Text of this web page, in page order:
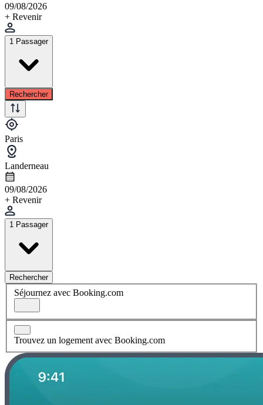
09/08/2026
+ Revenir
1 Passager
Rechercher
Paris
Landerneau
09/08/2026
+ Revenir
1 Passager
Rechercher
Séjournez avec Booking.com
Trouvez un logement avec Booking.com